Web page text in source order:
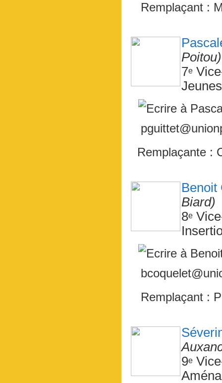
Remplaçant :
Poitou)
7e
Remplaçante :
Benoit
Biard)
8e
Remplaçant :
9e